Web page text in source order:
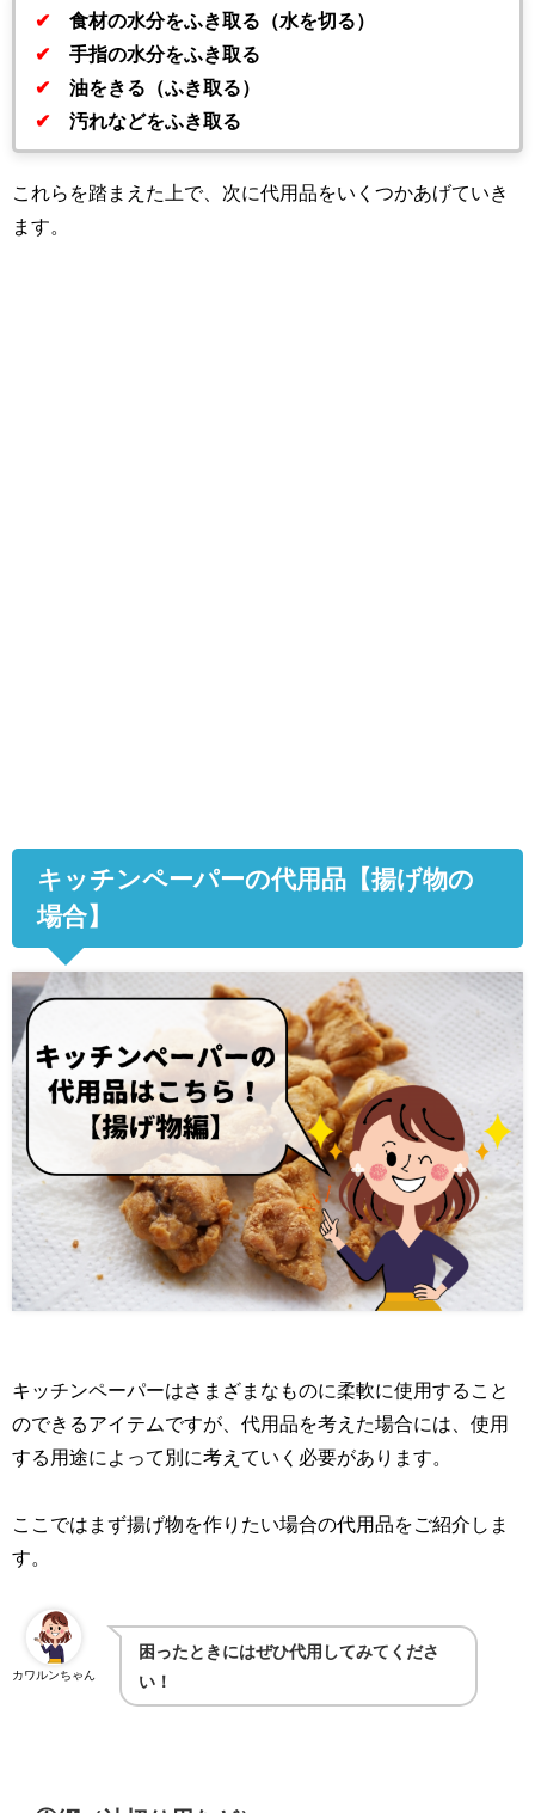
✔ 食材の水分をふき取る（水を切る）
✔ 手指の水分をふき取る
✔ 油をきる（ふき取る）
✔ 汚れなどをふき取る
これらを踏まえた上で、次に代用品をいくつかあげていき
ます。
キッチンペーパーの代用品【揚げ物の
場合】
キッチンペーパーはさまざまなものに柔軟に使用すること
のできるアイテムですが、代用品を考えた場合には、使用
する用途によって別に考えていく必要があります。
ここではまず揚げ物を作りたい場合の代用品をご紹介しま
す。
カワルンちゃん
困ったときにはぜひ代用してみてくださ
い！